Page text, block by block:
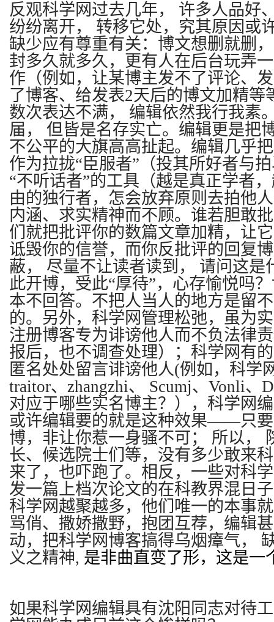
反观科学网过去几年，
许多人品好
纷纷离开，
转移它处，究其原因或
缺少应有尊重有关：博文想删就删
封多久就多久，更有人在后台玩弄
作（例如，让某博主发不了评论、
了博客、给发表2天后的博文加精等
数次表达不满，
编辑依然我行我素
届，
但皆是名存实亡。编辑更是把
不公平的大旗高高扯起。编辑几乎
作为拉拢“臣服者”（投其所好者与
“不听话者”的工具（越是真正学者
由的独行者，怎会放弃原则去拍他
内涵、求实精神而不顾。谁若胆敢
们就把批评你的数篇文章加精，让
诋毁你的信誉，而你反批评的回复
蔽， 尽量不让读者读到， 请问这是
此开博，受此“厚待”，心存愉悦吗
本不回答。不把人当人的地方是留
的。另外，科学网管理松弛，虽为
注册博客专为诽谤他人而不负法律
报后，也不调查处理）；科学网有
匿名处处留言诽谤他人(例如，科学
traitor、zhangzhi、 Scumj、Vonli、
对应于哪些实名博主？），科学网
或许编辑要的就是这种效果——只
博，非让你惹一身骚不可； 所以，
长、候选院士们等，没有多少敢来
来了，也吓跑了。相反，一些对科
发一篇上档次论文的在科教界混日
科学网越聚越多，他们唯一的本事
骂俏、撒娇撒野，抱团互荐，编辑
动，把科学网博客搞得乌烟瘴气，
义之精神, 是非曲直变了形，这是一
如果科学网编辑具有沈阳同志对待